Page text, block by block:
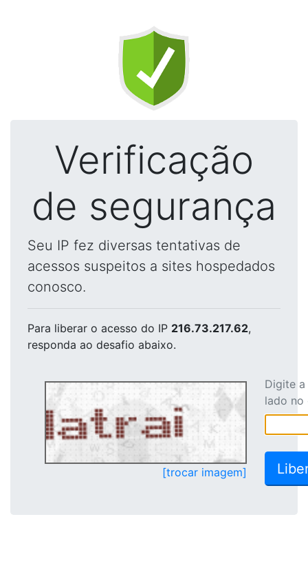
Verificação
de segurança
Seu IP fez diversas tentativas de
acessos suspeitos a sites hospedados
conosco.
Para liberar o acesso do IP 216.73.217.62,
responda ao desafio abaixo.
[trocar imagem]
Digite
lado no